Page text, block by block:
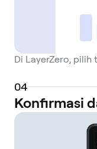
Di LayerZero, pilih
04
Konfirmasi